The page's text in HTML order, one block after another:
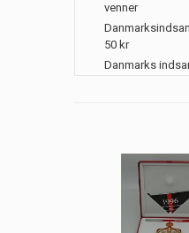
venner
50 kr
Danmarks